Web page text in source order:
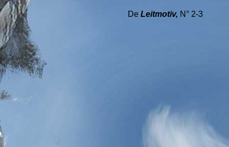
De Leitmotiv, N° 2-3